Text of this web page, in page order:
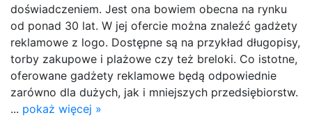
doświadczeniem. Jest ona bowiem obecna na rynku
od ponad 30 lat. W jej ofercie można znaleźć gadżety
reklamowe z logo. Dostępne są na przykład długopisy,
torby zakupowe i plażowe czy też breloki. Co istotne,
oferowane gadżety reklamowe będą odpowiednie
zarówno dla dużych, jak i mniejszych przedsiębiorstw.
... pokaż więcej »